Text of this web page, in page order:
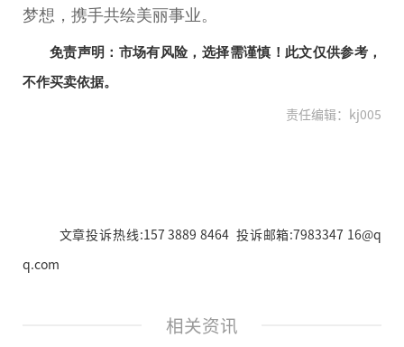
梦想，携手共绘美丽事业。
免责声明：市场有风险，选择需谨慎！此文仅供参考，
不作买卖依据。
责任编辑：kj005
文章投诉热线:157 3889 8464 投诉邮箱:7983347 16@q
q.com
相关资讯